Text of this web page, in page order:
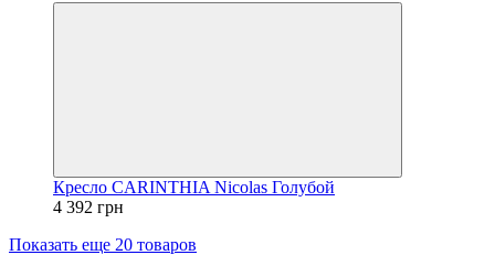
Кресло CARINTHIA Nicolas Голубой
4 392 грн
Показать еще 20 товаров